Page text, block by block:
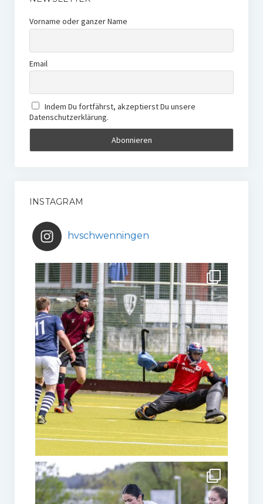
Vorname oder ganzer Name
Email
Indem Du fortfährst, akzeptierst Du unsere
Datenschutzerklärung.
INSTAGRAM
hvschwenningen